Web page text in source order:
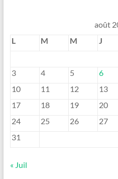
août
L
M M J
3
4 5 6
10
11 12 13
17
18 19 20
24
25 26 27
31
« Juil